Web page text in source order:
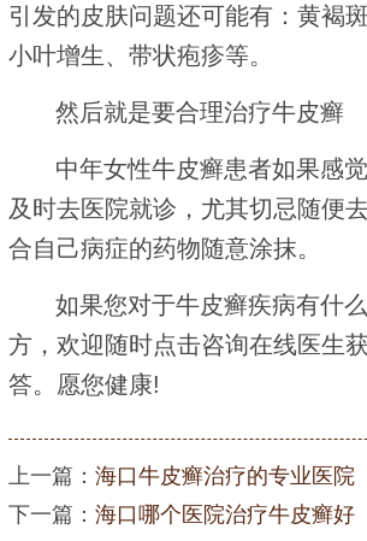
引发的皮肤问题还可能有：黄褐
小叶增生、带状疱疹等。
然后就是要合理治疗牛皮癣
中年女性牛皮癣患者如果感
及时去医院就诊，尤其切忌随便
合自己病症的药物随意涂抹。
如果您对于牛皮癣疾病有什
方，欢迎随时点击咨询在线医生
答。愿您健康!
上一篇： 海口牛皮癣治疗的专业医院
下一篇： 海口哪个医院治疗牛皮癣好